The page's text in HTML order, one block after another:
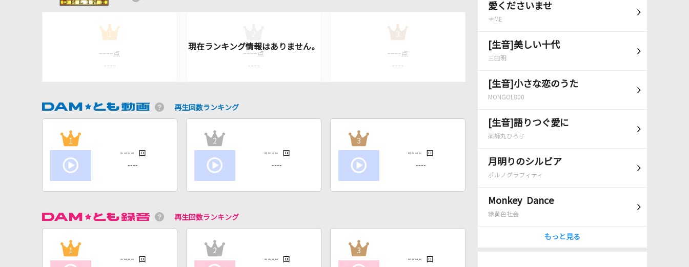
愛くださいませ
≠ME
[生音]美しい十代
三田明
[生音]小さな恋のうた
MONGOL800
[生音]語りつぐ愛に
薬師丸ひろ子
月明りのシルビア
ポルノグラフィティ
Monkey Dance
緑黄色社会
もっと見る
1
---- 点
----
---- 点
----
3
---- 点
----
再生回数ランキング
1
---- 回
----
2
---- 回
----
3
---- 回
----
再生回数ランキング
1
---- 回
2
---- 回
3
---- 回